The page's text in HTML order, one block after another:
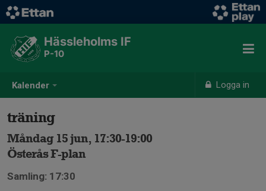
Kalender Logga in
Hässleholms IF
P-10
träning
Måndag 15 jun, 17:30-19:00
Österås F-plan
Samling: 17:30